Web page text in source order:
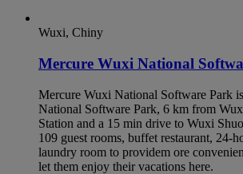
Wuxi, Chiny
Mercure Wuxi National
Mercure Wuxi National Software Park
National Software Park, 6 km from
Station and a 15 min drive to Wuxi
109 guest rooms, buffet restaurant, 24-
laundry room to providem ore
let them enjoy their vacations here.